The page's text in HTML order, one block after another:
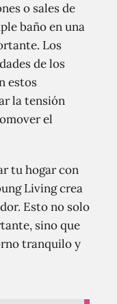
o sales de
baño en una
Los
de los
estos
la tensión
el
tu hogar con
Living crea
Esto no solo
sino que
tranquilo y